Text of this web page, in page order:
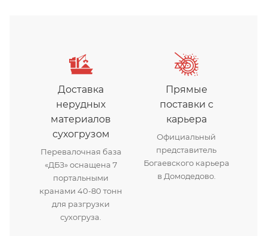
Доставка
нерудных
материалов
сухогрузом
Перевалочная база
«ДБЗ» оснащена 7
портальными
кранами 40-80 тонн
для разгрузки
сухогруза.
Прямые
поставки с
карьера
Официальный
представитель
Богаевского карьера
в Домодедово.